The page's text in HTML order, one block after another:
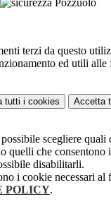
terzi da questo
ed utili
tutti i cookies Accetta
scegliere quali
quelli che consentono
disabilitarli.
i cookie necessari al
POLICY.